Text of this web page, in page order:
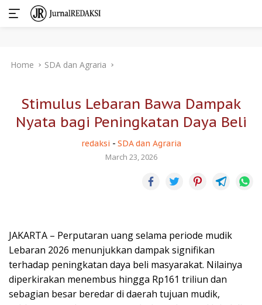
Home SDA dan Agraria
Stimulus Lebaran Bawa Dampak
Nyata bagi Peningkatan Daya Beli
redaksi - SDA dan Agraria
March 23, 2026
JAKARTA – Perputaran uang selama periode mudik
Lebaran 2026 menunjukkan dampak signifikan
terhadap peningkatan daya beli masyarakat. Nilainya
diperkirakan menembus hingga Rp161 triliun dan
sebagian besar beredar di daerah tujuan mudik,